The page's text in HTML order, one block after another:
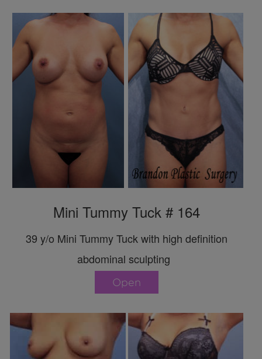
Mini Tummy Tuck # 164
39 y/o Mini Tummy Tuck with high definition
abdominal sculpting
Open